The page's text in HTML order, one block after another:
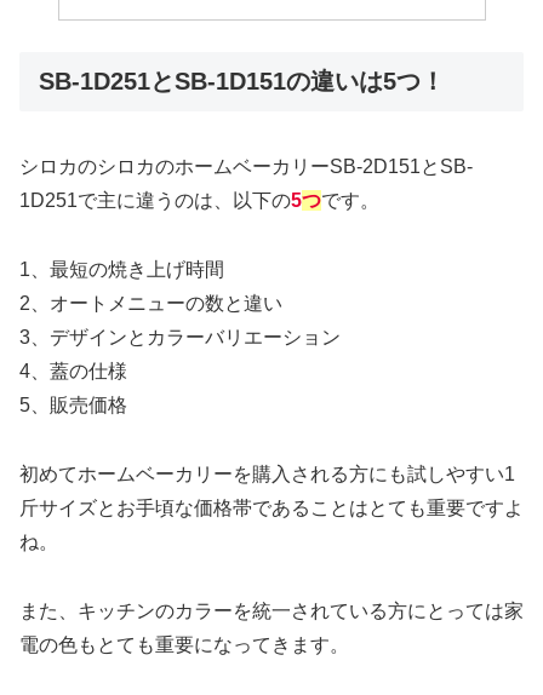
SB-1D251とSB-1D151の違いは5つ！
シロカのシロカのホームベーカリーSB-2D151とSB-
1D251で主に違うのは、以下の5つです。
1、最短の焼き上げ時間
2、オートメニューの数と違い
3、デザインとカラーバリエーション
4、蓋の仕様
5、販売価格
初めてホームベーカリーを購入される方にも試しやすい1
斤サイズとお手頃な価格帯であることはとても重要ですよ
ね。
また、キッチンのカラーを統一されている方にとっては家
電の色もとても重要になってきます。